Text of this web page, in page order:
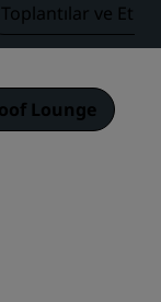
Toplantılar ve
Lounge